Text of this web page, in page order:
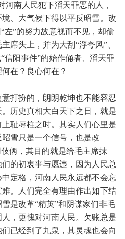
河南人民犯下滔天罪恶的人，
、大气候下得以平反昭雪。改
左”的努力故意视而不见，却偷
席头上，并为大刮“浮夸风”、
信阳事件”的始作俑者、滔天罪
何在？良心何在？
打扮的，朗朗乾坤也不能容忍
历史真相大白天下之日，就是
耻辱柱之时。其实人们心里是
雪只是一个信号，也是改
俩，其目的就是给毛主席抹
的初衷事与愿违，因为人民总
定格，河南人民永远都不会忘
。人们完全有理由作出如下结
是改革“精英”和阴谋家们非毛
，更愧对河南人民。欠账总是
已经到了九泉，其灵魂也会向